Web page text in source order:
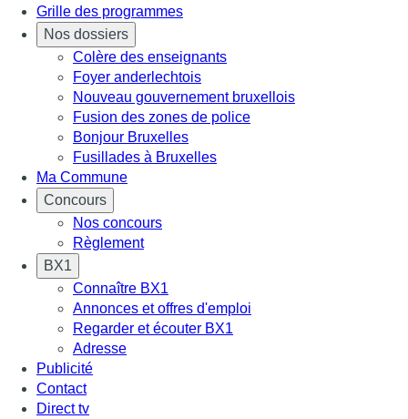
Grille des programmes
Nos dossiers
Colère des enseignants
Foyer anderlechtois
Nouveau gouvernement bruxellois
Fusion des zones de police
Bonjour Bruxelles
Fusillades à Bruxelles
Ma Commune
Concours
Nos concours
Règlement
BX1
Connaître BX1
Annonces et offres d'emploi
Regarder et écouter BX1
Adresse
Publicité
Contact
Direct tv